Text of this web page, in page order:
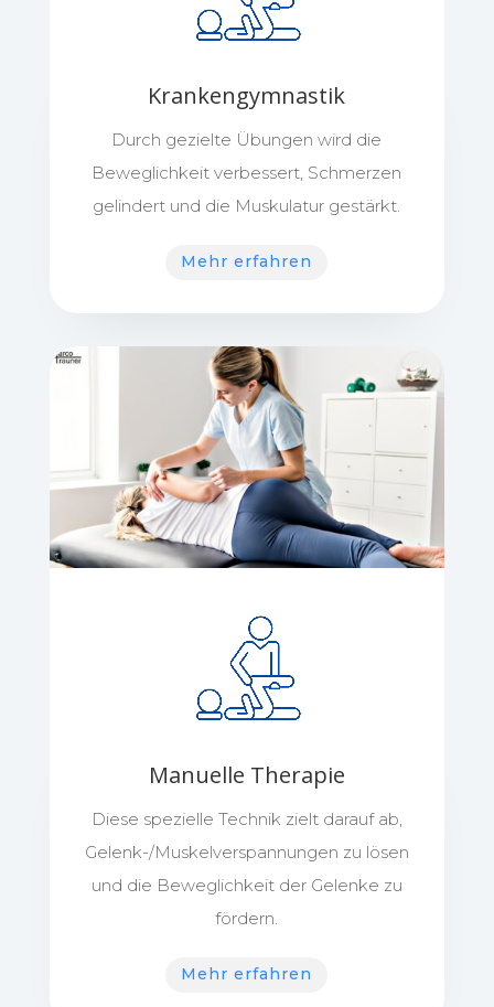
Krankengymnastik
Durch gezielte Übungen wird die
Beweglichkeit verbessert, Schmerzen
gelindert und die Muskulatur gestärkt.
Mehr erfahren
Manuelle Therapie
Diese spezielle Technik zielt darauf ab,
Gelenk-/Muskelverspannungen zu lösen
und die Beweglichkeit der Gelenke zu
fördern.
Mehr erfahren